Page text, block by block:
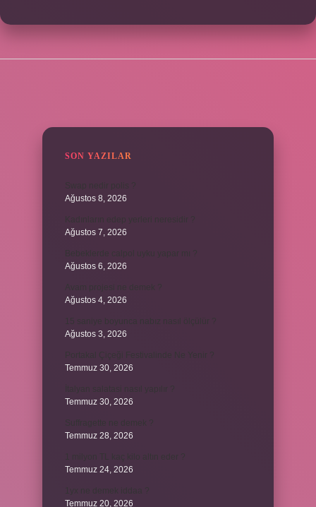
SON YAZILAR
Ağustos 8, 2026
Ağustos 7, 2026
Ağustos 6, 2026
Ağustos 4, 2026
Ağustos 3, 2026
Temmuz 30, 2026
Temmuz 30, 2026
Temmuz 28, 2026
Temmuz 24, 2026
Temmuz 20, 2026